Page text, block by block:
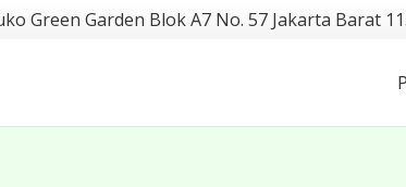
Green Garden Blok A7 No. 57 Jakarta Barat